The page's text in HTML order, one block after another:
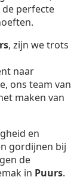
perfecte
, zijn we trots
naar
ons team van
maken van
en
gordijnen bij
de
in Puurs.